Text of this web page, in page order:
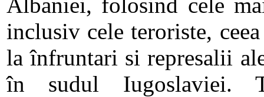
inclusiv cele teroriste,
la înfruntari si represalii
în sudul Iugoslaviei.